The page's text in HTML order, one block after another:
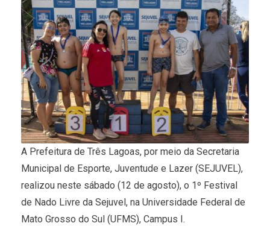
A Prefeitura de Três Lagoas, por meio da Secretaria
Municipal de Esporte, Juventude e Lazer (SEJUVEL),
realizou neste sábado (12 de agosto), o 1º Festival
de Nado Livre da Sejuvel, na Universidade Federal de
Mato Grosso do Sul (UFMS), Campus I.